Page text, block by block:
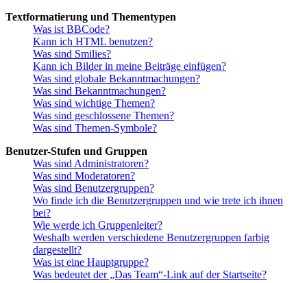
Textformatierung und Thementypen
Was ist BBCode?
Kann ich HTML benutzen?
Was sind Smilies?
Kann ich Bilder in meine Beiträge einfügen?
Was sind globale Bekanntmachungen?
Was sind Bekanntmachungen?
Was sind wichtige Themen?
Was sind geschlossene Themen?
Was sind Themen-Symbole?
Benutzer-Stufen und Gruppen
Was sind Administratoren?
Was sind Moderatoren?
Was sind Benutzergruppen?
Wo finde ich die Benutzergruppen und wie trete ich ihnen
bei?
Wie werde ich Gruppenleiter?
Weshalb werden verschiedene Benutzergruppen farbig
dargestellt?
Was ist eine Hauptgruppe?
Was bedeutet der „Das Team“-Link auf der Startseite?